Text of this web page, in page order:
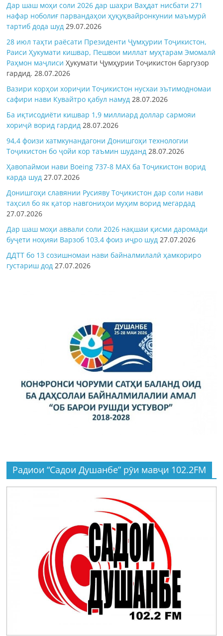
Дар шаш моҳи соли 2026 дар шаҳри Ваҳдат нисбати 271
нафар ноболиғ парвандаҳои ҳуқуқвайронкунии маъмурӣ
тартиб дода шуд 29.07.2026
28 июл таҳти раёсати Президенти Ҷумҳурии Тоҷикистон,
Раиси Ҳукумати кишвар, Пешвои миллат муҳтарам Эмомалӣ
Раҳмон маҷлисиҲукумати Ҷумҳурии Тоҷикистон баргузор
гардид.28.07.2026
Вазири корҳои хориҷии Тоҷикистон нусхаи эътимодномаи
сафири нави Кувайтро қабул намуд 28.07.2026
Ба иқтисодиёти кишвар 1,9 миллиард доллар сармояи
хориҷӣ ворид гардид 28.07.2026
94,4 фоизи хатмкунандагони Донишгоҳи технологии
Тоҷикистон бо ҷойи кор таъмин шуданд 28.07.2026
Ҳавопаймои нави Boeing 737-8 MAX ба Тоҷикистон ворид
карда шуд 27.07.2026
Донишгоҳи славянии Русияву Тоҷикистон дар соли нави
таҳсил бо як қатор навгониҳои муҳим ворид мегардад
27.07.2026
Дар шаш моҳи аввали соли 2026 нақшаи қисми даромади
буҷети ноҳияи Варзоб 103,4 фоиз иҷро шуд 27.07.2026
ДДТТ бо 13 созишномаи нави байналмилалӣ ҳамкориро
густариш дод 27.07.2026
Радиои “Садои Душанбе” рӯи мавҷи 102.2FM